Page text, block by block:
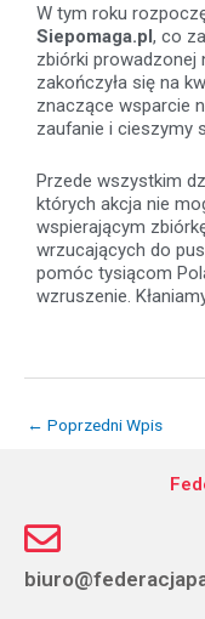
W tym roku
Siepomaga.pl, co
zbiórki prowadzonej
zakończyła się na
znaczące wsparcie
zaufanie i cieszymy
Przede wszystkim
których akcja nie
wspierającym
wrzucających do
pomóc tysiącom
wzruszenie.
← Poprzedni Wpis